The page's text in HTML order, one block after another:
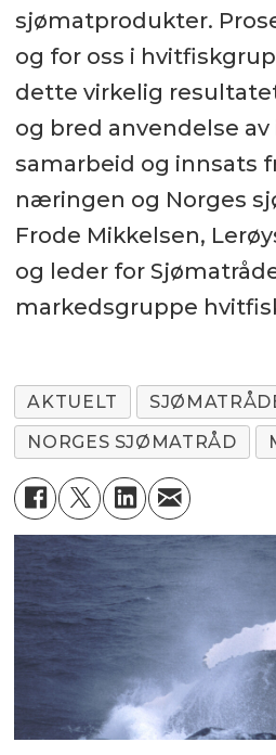
sjømatprodukter.
og for oss i
dette virkelig
og bred anvendelse
samarbeid og innsats
næringen og Norges
Frode Mikkelsen,
og leder for
markedsgruppe
AKTUELT
NORGES SJØMATRÅD